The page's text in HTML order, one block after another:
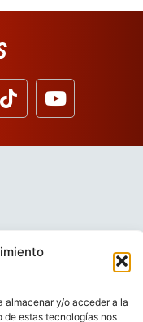
almacenar y/o acceder a la
de estas tecnologías nos